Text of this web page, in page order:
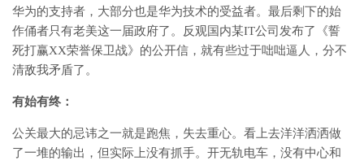
华为的支持者，大部分也是华为技术的受益者。最后剩下的始
作俑者只有老美这一届政府了。反观国内某IT公司发布了《誓
死打赢XX荣誉保卫战》的公开信，就有些过于咄咄逼人，分不
清敌我矛盾了。
有始有终：
公关最大的忌讳之一就是跑焦，失去重心。看上去洋洋洒洒做
了一堆的输出，但实际上没有抓手。开无轨电车，没有中心和